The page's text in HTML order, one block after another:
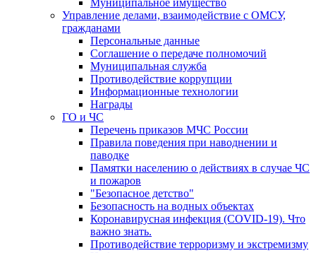
Муниципальное имущество
Управление делами, взаимодействие с ОМСУ,
гражданами
Персональные данные
Соглашение о передаче полномочий
Муниципальная служба
Противодействие коррупции
Информационные технологии
Награды
ГО и ЧС
Перечень приказов МЧС России
Правила поведения при наводнении и
паводке
Памятки населению о действиях в случае ЧС
и пожаров
"Безопасное детство"
Безопасность на водных объектах
Коронавирусная инфекция (COVID-19). Что
важно знать.
Противодействие терроризму и экстремизму